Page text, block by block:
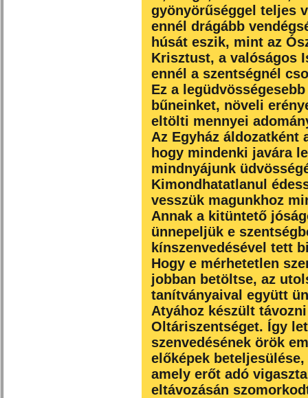
gyönyörűséggel teljes
ennél drágább
húsát eszik, mint az
Krisztust, a valóságos
ennél a szentségnél
Ez a
bűneinket, növeli
eltölti mennyei
Az Egyház
hogy mindenki javára
mindnyájunk
Kimondhatatlanul
vesszük magunkhoz
Annak a kitüntető
ünnepeljük e
kínszenvedésével tett
Hogy e mérhetetlen
jobban betöltse, az
tanítványaival együtt
Atyához készült
Oltáriszentséget. Így
szenvedésének örök
előképek
amely erőt adó
eltávozásán